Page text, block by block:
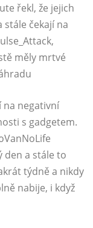
řekl, že jejich
stále čekají na
měly mrtvé
na negativní
s gadgetem.
den a stále to
týdně a nikdy
nabije, i když